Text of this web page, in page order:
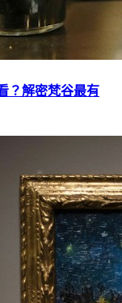
？解密梵谷最有